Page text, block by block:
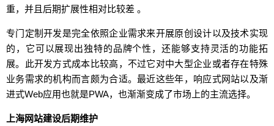
重，并且后期扩展性相对比较差 。
专门定制开发是完全依照企业需求来开展原创设计以及技术实现
的，它可以展现出独特的品牌个性，还能够支持灵活的功能拓
展。此开发方式成本比较高，不过它对中大型企业或者存在特殊
业务需求的机构而言颇为合适。最近这些年，响应式网站以及渐
进式Web应用也就是PWA，也渐渐变成了市场上的主流选择。
上海网站建设后期维护